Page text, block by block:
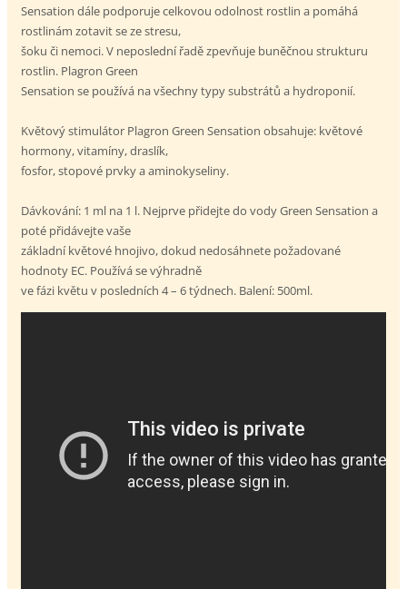
Sensation dále podporuje celkovou odolnost rostlin a pomáhá
rostlinám zotavit se ze stresu,
šoku či nemoci. V neposlední řadě zpevňuje buněčnou strukturu
rostlin. Plagron Green
Sensation se používá na všechny typy substrátů a hydroponií.
Květový stimulátor Plagron Green Sensation obsahuje: květové
hormony, vitamíny, draslík,
fosfor, stopové prvky a aminokyseliny.
Dávkování: 1 ml na 1 l. Nejprve přidejte do vody Green Sensation a
poté přidávejte vaše
základní květové hnojivo, dokud nedosáhnete požadované
hodnoty EC. Používá se výhradně
ve fázi květu v posledních 4 – 6 týdnech. Balení: 500ml.